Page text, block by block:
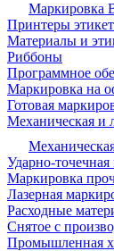
Маркировка
Принтеры
Материалы и
Риббоны
Программное
Маркировка на
Готовая
Механическая и
Ударно-
Маркировка
Лазерная
Расходные
Снятое с
Промышленная